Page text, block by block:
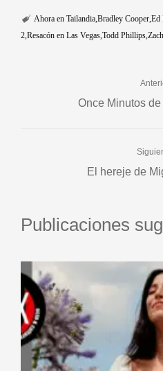
Ahora en Tailandia Bradley Cooper Ed
2 Resacón en Las Vegas Todd Phillips
Once Minutos
El hereje de
Publicaciones